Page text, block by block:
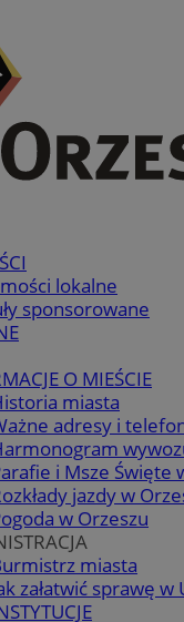
lokalne
sponsorowane
O MIEŚCIE
miasta
adresy i
i Msze Święte
jazdy w
w Orzeszu
miasta
załatwić sprawę